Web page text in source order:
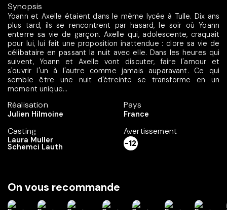
Synopsis
Yoann et Axelle étaient dans le même lycée à Tulle. Dix ans
plus tard, ils se rencontrent par hasard, le soir où Yoann
enterre sa vie de garçon. Axelle qui, adolescente, craquait
pour lui, lui fait une proposition inattendue : clore sa vie de
célibataire en passant la nuit avec elle. Dans les heures qui
suivent, Yoann et Axelle vont discuter, faire l'amour et
s'ouvrir l'un à l'autre comme jamais auparavant. Ce qui
semble être une nuit d'étreinte se transforme en un
moment unique...
Réalisation
Julien Hilmoine
Casting
Laura Muller
Schemci Lauth
Pays
France
Avertissement
-12
On vous recommande